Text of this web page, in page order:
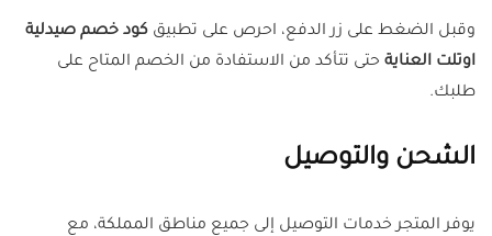
وقبل الضغط على زر الدفع، احرص على تطبيق كود خصم صيدلية
اوتلت العناية حتى تتأكد من الاستفادة من الخصم المتاح على
طلبك.
الشحن والتوصيل
يوفر المتجر خدمات التوصيل إلى جميع مناطق المملكة، مع